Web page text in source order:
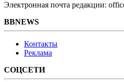
Электронная почта редакции:
BBNEWS
Контакты
Реклама
СОЦСЕТИ